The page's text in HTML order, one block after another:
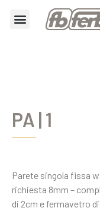
PA | 1
Parete singola fissa
richiesta 8mm –
di 2cm e fermavetro